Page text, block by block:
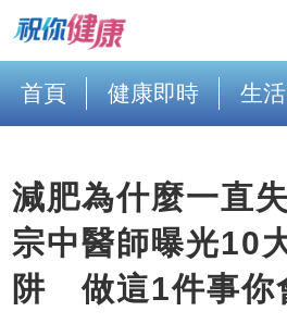
首頁 健康即時 生
減肥為什麼一直
宗中醫師曝光10
阱 做這1件事你